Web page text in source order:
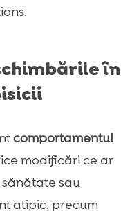
în
comportamentul
modificări ce ar
sau
atipic, precum